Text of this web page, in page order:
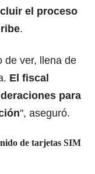
el proceso
.
de ver, llena de
El fiscal
para
", aseguró.
de tarjetas SIM